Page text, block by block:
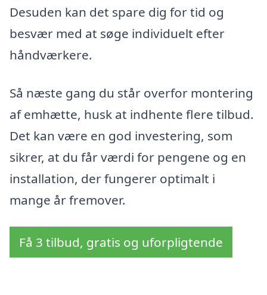
Desuden kan det spare dig for tid og
besvær med at søge individuelt efter
håndværkere.
Så næste gang du står overfor montering
af emhætte, husk at indhente flere tilbud.
Det kan være en god investering, som
sikrer, at du får værdi for pengene og en
installation, der fungerer optimalt i
mange år fremover.
Få 3 tilbud, gratis og uforpligtende